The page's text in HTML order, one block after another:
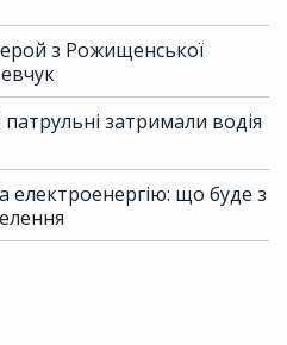
з Рожищенської
патрульні затримали водія
електроенергію: що буде з